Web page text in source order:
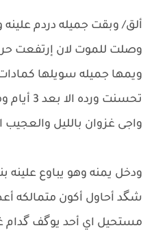
ألق/ وبقت جميله دردم علينه
وصلت للموت لان إرتفعت
ويمها جميله سويلها
تحسنت
واجى غزوان بالليل والعجيب
ودخل يمنه وهو يباوع
شگد أحاول أكون متمالكه
مستحيل اي أحد يوگف گدام